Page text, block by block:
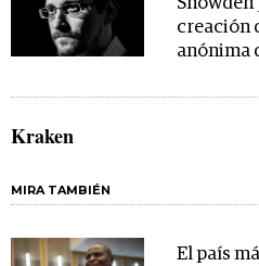
creación
anónima
Kraken
MIRA TAMBIÉN
El país